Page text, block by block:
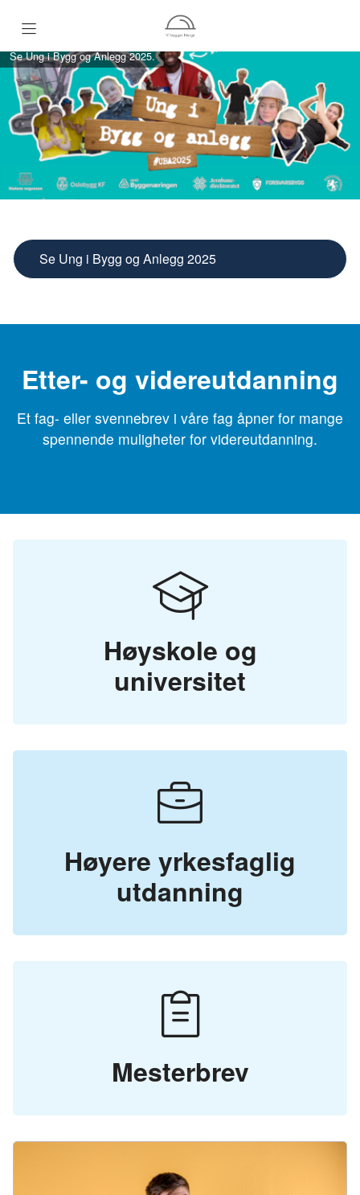
Se Ung i Bygg og Anlegg 2025.
Se Ung i Bygg og Anlegg 2025
Hjem
Hva gjør en fagarbeider?
Fagoversikt
Etter- og videreutdanning
Et fag- eller svennebrev i våre fag åpner for mange
spennende muligheter for videreutdanning.
Høyskole og
universitet
Høyere yrkesfaglig
utdanning
Mesterbrev